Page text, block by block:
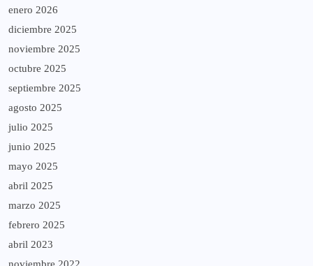
enero 2026
diciembre 2025
noviembre 2025
octubre 2025
septiembre 2025
agosto 2025
julio 2025
junio 2025
mayo 2025
abril 2025
marzo 2025
febrero 2025
abril 2023